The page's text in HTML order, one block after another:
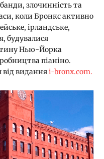
злочинність та
коли Бронкс активно
ірландське,
будувалися
Нью-Йорка
піаніно.
від виданняi-bronx.com.